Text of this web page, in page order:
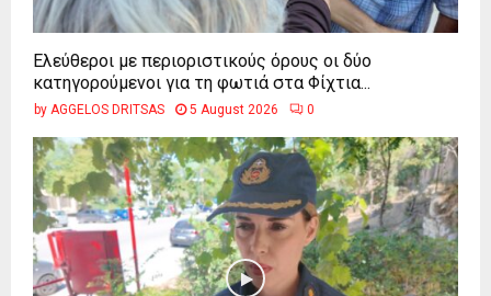
Ελεύθεροι με περιοριστικούς όρους οι δύο
κατηγορούμενοι για τη φωτιά στα Φίχτια...
by AGGELOS DRITSAS 5 August 2026 0